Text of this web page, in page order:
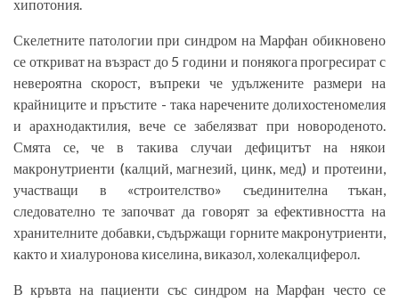
хипотония.
Скелетните патологии при синдром на Марфан обикновено
се откриват на възраст до 5 години и понякога прогресират с
невероятна скорост, въпреки че удължените размери на
крайниците и пръстите - така наречените долихостеномелия
и арахнодактилия, вече се забелязват при новороденото.
Смята се, че в такива случаи дефицитът на някои
макронутриенти (калций, магнезий, цинк, мед) и протеини,
участващи в «строителство» съединителна тъкан,
следователно те започват да говорят за ефективността на
хранителните добавки, съдържащи горните макронутриенти,
както и хиалуронова киселина, виказол, холекалциферол.
В кръвта на пациенти със синдром на Марфан често се